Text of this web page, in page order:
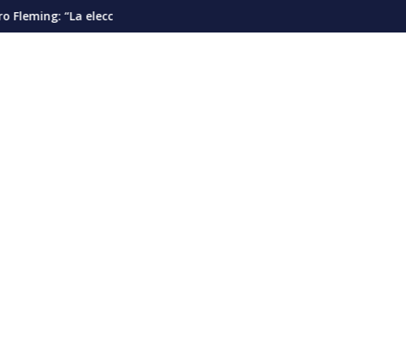
debería pautarse para diciembre de 2028”
Cáncer de pulmón en Venezuela: la